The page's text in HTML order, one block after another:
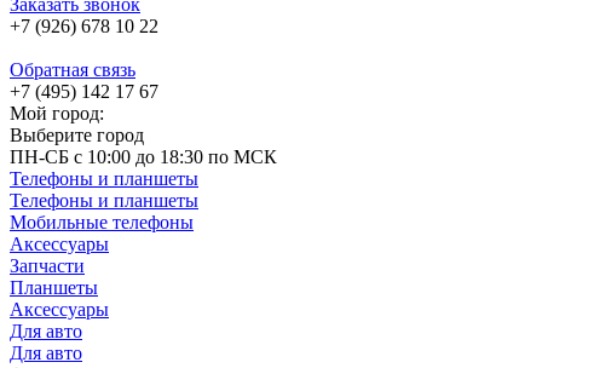
Заказать звонок
+7 (926) 678 10 22
Обратная связь
+7 (495) 142 17 67
Мой город:
Выберите город
ПН-СБ с 10:00 до 18:30 по МСК
Телефоны и планшеты
Телефоны и планшеты
Мобильные телефоны
Аксессуары
Запчасти
Планшеты
Аксессуары
Для авто
Для авто